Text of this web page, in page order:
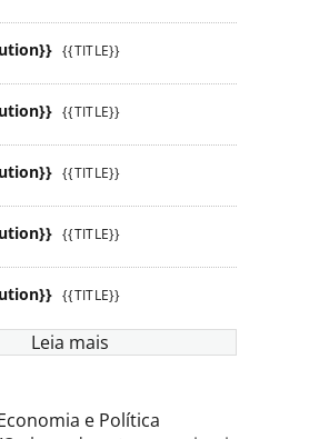
{{TITLE}}
{{TITLE}}
{{TITLE}}
{{TITLE}}
{{TITLE}}
Leia mais
e Política